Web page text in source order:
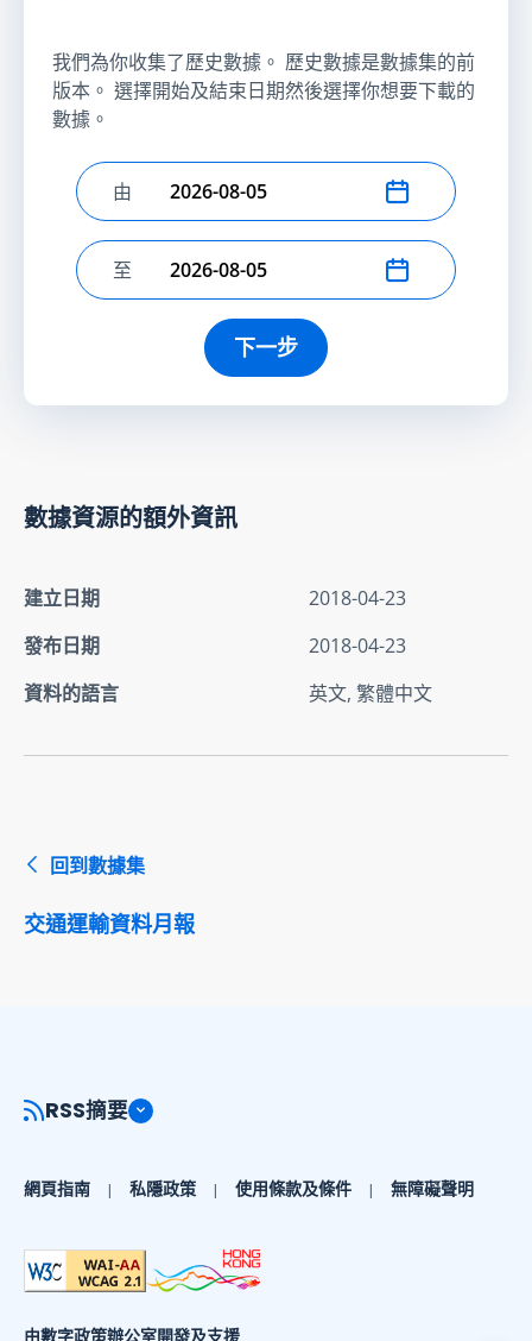
我們為你收集了歷史數據。 歷史數據是數據集的前
版本。 選擇開始及結束日期然後選擇你想要下載的
數據。
選擇開始日期
由
選擇結束日期
至
下一步
數據資源的額外資訊
建立日期
2018-04-23
發布日期
2018-04-23
資料的語言
英文, 繁體中文
回到數據集
交通運輸資料月報
RSS摘要
網頁指南 私隱政策 使用條款及條件 無障礙聲明
由數字政策辦公室開發及支援